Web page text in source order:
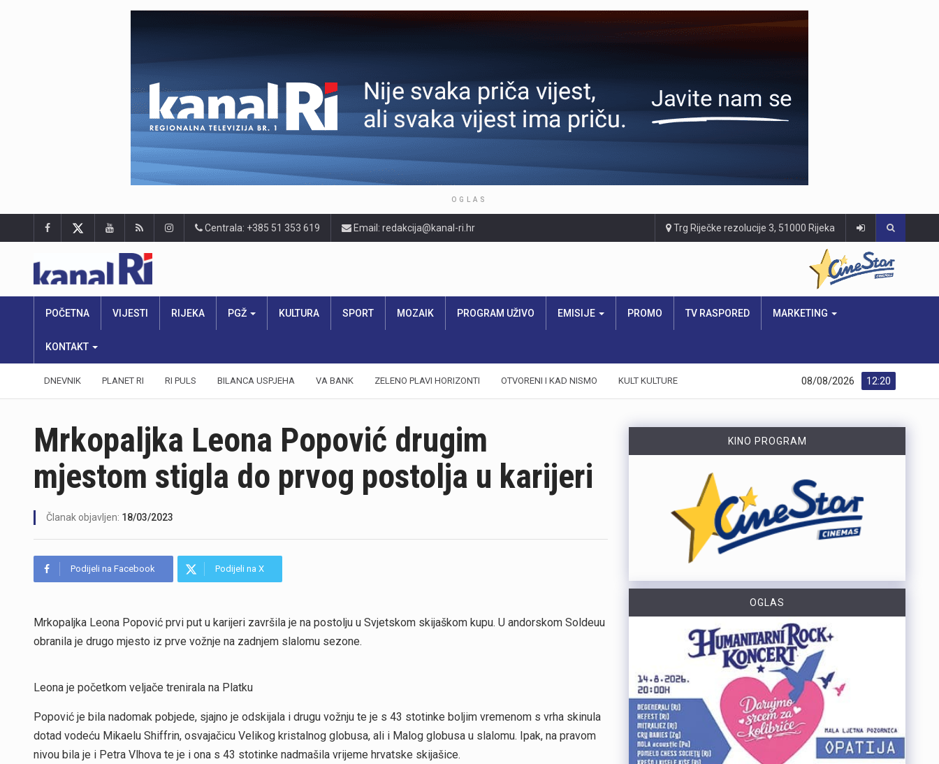
OGLAS
Centrala: +385 51 353 619 Email: redakcija@kanal-ri.hr Trg Riječke rezolucije 3, 51000 Rijeka
POČETNA VIJESTI RIJEKA PGŽ KULTURA SPORT MOZAIK PROGRAM UŽIVO EMISIJE PROMO TV RASPORED MARKETING
KONTAKT
DNEVNIK PLANET RI RI PULS BILANCA USPJEHA VA BANK ZELENO PLAVI HORIZONTI OTVORENI I KAD NISMO KULT KULTURE 12:20
08/08/2026
Mrkopaljka Leona Popović drugim
mjestom stigla do prvog postolja u karijeri
Članak objavljen: 18/03/2023
Podijeli na Facebook Podijeli na X
Mrkopaljka Leona Popović prvi put u karijeri završila je na postolju u Svjetskom skijaškom kupu. U andorskom Soldeuu
obranila je drugo mjesto iz prve vožnje na zadnjem slalomu sezone.
Leona je početkom veljače trenirala na Platku
Popović je bila nadomak pobjede, sjajno je odskijala i drugu vožnju te je s 43 stotinke boljim vremenom s vrha skinula
dotad vodeću Mikaelu Shiffrin, osvajačicu Velikog kristalnog globusa, ali i Malog globusa u slalomu. Ipak, na pravom
nivou bila je i Petra Vlhova te je i ona s 43 stotinke nadmašila vrijeme hrvatske skijašice.
KINO PROGRAM
OGLAS